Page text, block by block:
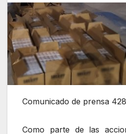
Comunicado de prensa
Como parte de las